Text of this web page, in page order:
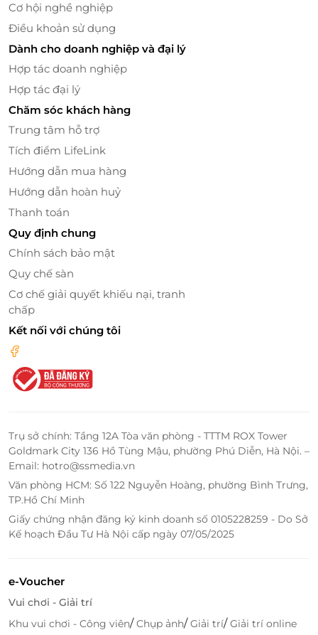
Dịch vụ 4 sao đẳng cấp
Hôtel Colline Dalat với chất lượng dịch vụ 4 sao đẳng
cấp mang đến đa dạng các dịch vụ như: Trung tâm
hội nghị & tiệc cưới với sức chứa đến 1000 khách,
nhà hàng Á - Âu, dịch vụ Gym & Spa, quầy Bar &
Coffee chắc chắn sẽ mang đến sự hài lòng cho mọi
nhu cầu của khách hàng.
Ngoài ra, Hôtel Colline có không gian rộng rãi, thoáng
mát với nhiều phòng tiệc lớn nhỏ khác nhau, phù
hợp với quy mô của từng gia đình. Nội thất của
phòng tiệc được thiết kế sang trọng, tinh tế, mang
Tại Hôtel Colline Dalat, bạn đừng quên rèn luyện sức
khỏe với phòng tập được đầu tư chuyên nghiệp, đạt
Cơ hội nghề nghiệp
Điều khoản sử dụng
Dành cho doanh nghiệp và đại lý
Hợp tác doanh nghiệp
Hợp tác đại lý
Chăm sóc khách hàng
Trung tâm hỗ trợ
Tích điểm LifeLink
Hướng dẫn mua hàng
Hướng dẫn hoàn huỷ
Thanh toán
Quy định chung
Chính sách bảo mật
Quy chế sàn
Cơ chế giải quyết khiếu nại, tranh
chấp
Kết nối với chúng tôi
Trụ sở chính: Tầng 12A Tòa văn phòng - TTTM ROX Tower
Goldmark City 136 Hồ Tùng Mậu, phường Phú Diễn, Hà Nội. –
Email: hotro@ssmedia.vn
Văn phòng HCM: Số 122 Nguyễn Hoàng, phường Bình Trưng,
TP.Hồ Chí Minh
Giấy chứng nhận đăng ký kinh doanh số 0105228259 - Do Sở
Kế hoạch Đầu Tư Hà Nội cấp ngày 07/05/2025
e-Voucher
Vui chơi - Giải trí
Khu vui chơi - Công viên/Chụp ảnh/Giải trí/Giải trí online